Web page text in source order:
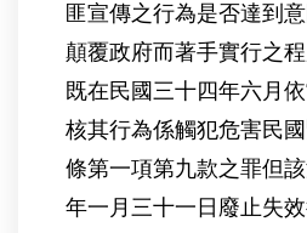
匪宣傳之行為是否達到
顛覆政府而著手實行之
既在民國三十四年六月
核其行為係觸犯危害民
條第一項第九款之罪但
年一月三十一日廢止失